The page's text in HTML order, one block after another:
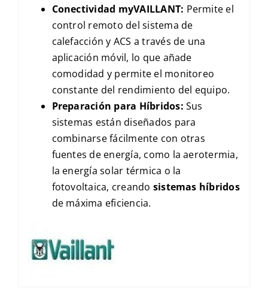
Conectividad myVAILLANT: Permite el
control remoto del sistema de
calefacción y ACS a través de una
aplicación móvil, lo que añade
comodidad y permite el monitoreo
constante del rendimiento del equipo.
Preparación para Híbridos: Sus
sistemas están diseñados para
combinarse fácilmente con otras
fuentes de energía, como la aerotermia,
la energía solar térmica o la
fotovoltaica, creando sistemas híbridos
de máxima eficiencia.